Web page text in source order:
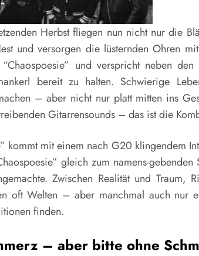
Herbst fliegen nun nicht nur die
und versorgen die lüsternden Ohren
und verspricht neben
bereit zu halten. Schwierige
– aber nicht nur platt mitten ins
Gitarrensounds – das ist die
kommt mit einem nach G20 klingendem
gleich zum namens-
Zwischen Realität und
oft Welten – aber manchmal auch nur
finden.
– aber bitte ohne